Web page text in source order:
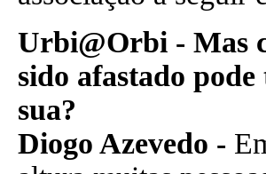
Urbi@Orbi - Mas
sido afastado
sua?
Diogo Azevedo -